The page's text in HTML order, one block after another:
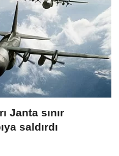
Janta sınır
saldırdı